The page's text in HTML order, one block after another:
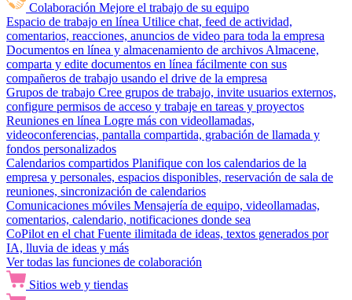
Colaboración Mejore el trabajo de su equipo
Espacio de trabajo en línea Utilice chat, feed de actividad,
comentarios, reacciones, anuncios de video para toda la empresa
Documentos en línea y almacenamiento de archivos Almacene,
comparta y edite documentos en línea fácilmente con sus
compañeros de trabajo usando el drive de la empresa
Grupos de trabajo Cree grupos de trabajo, invite usuarios externos,
configure permisos de acceso y trabaje en tareas y proyectos
Reuniones en línea Logre más con videollamadas,
videoconferencias, pantalla compartida, grabación de llamada y
fondos personalizados
Calendarios compartidos Planifique con los calendarios de la
empresa y personales, espacios disponibles, reservación de sala de
reuniones, sincronización de calendarios
Comunicaciones móviles Mensajería de equipo, videollamadas,
comentarios, calendario, notificaciones donde sea
CoPilot en el chat Fuente ilimitada de ideas, textos generados por
IA, lluvia de ideas y más
Ver todas las funciones de colaboración
Sitios web y tiendas